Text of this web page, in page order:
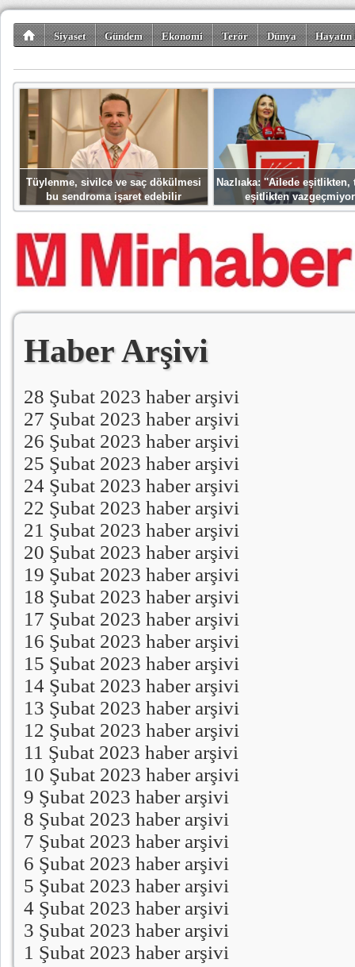
Siyaset Gündem Ekonomi Terör Dünya
Tüylenme, sivilce ve saç dökülmesi
bu sendroma işaret edebilir
Nazlıaka: ''Ailede eşitlikten,
eşitlikten
Haber Arşivi
28 Şubat 2023 haber arşivi
27 Şubat 2023 haber arşivi
26 Şubat 2023 haber arşivi
25 Şubat 2023 haber arşivi
24 Şubat 2023 haber arşivi
22 Şubat 2023 haber arşivi
21 Şubat 2023 haber arşivi
20 Şubat 2023 haber arşivi
19 Şubat 2023 haber arşivi
18 Şubat 2023 haber arşivi
17 Şubat 2023 haber arşivi
16 Şubat 2023 haber arşivi
15 Şubat 2023 haber arşivi
14 Şubat 2023 haber arşivi
13 Şubat 2023 haber arşivi
12 Şubat 2023 haber arşivi
11 Şubat 2023 haber arşivi
10 Şubat 2023 haber arşivi
9 Şubat 2023 haber arşivi
8 Şubat 2023 haber arşivi
7 Şubat 2023 haber arşivi
6 Şubat 2023 haber arşivi
5 Şubat 2023 haber arşivi
4 Şubat 2023 haber arşivi
3 Şubat 2023 haber arşivi
1 Şubat 2023 haber arşivi